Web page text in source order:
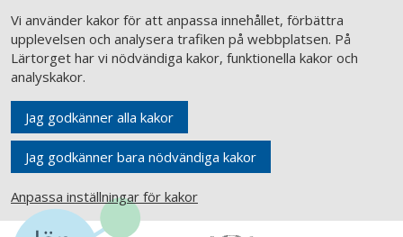
Vi använder kakor för att anpassa innehållet, förbättra
upplevelsen och analysera trafiken på webbplatsen. På
Lärtorget har vi nödvändiga kakor, funktionella kakor och
analyskakor.
Jag godkänner alla kakor
Jag godkänner bara nödvändiga kakor
Anpassa inställningar för kakor